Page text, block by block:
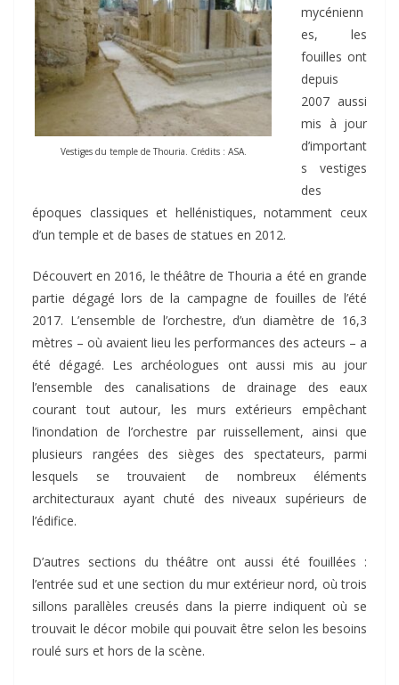
Vestiges du temple de Thouria. Crédits : ASA.
mycénienn
es, les
fouilles ont
depuis
2007 aussi
mis à jour
d’important
s vestiges
des
époques classiques et hellénistiques, notamment ceux
d’un temple et de bases de statues en 2012.
Découvert en 2016, le théâtre de Thouria a été en grande
partie dégagé lors de la campagne de fouilles de l’été
2017. L’ensemble de l’orchestre, d’un diamètre de 16,3
mètres – où avaient lieu les performances des acteurs – a
été dégagé. Les archéologues ont aussi mis au jour
l’ensemble des canalisations de drainage des eaux
courant tout autour, les murs extérieurs empêchant
l’inondation de l’orchestre par ruissellement, ainsi que
plusieurs rangées des sièges des spectateurs, parmi
lesquels se trouvaient de nombreux éléments
architecturaux ayant chuté des niveaux supérieurs de
l’édifice.
D’autres sections du théâtre ont aussi été fouillées :
l’entrée sud et une section du mur extérieur nord, où trois
sillons parallèles creusés dans la pierre indiquent où se
trouvait le décor mobile qui pouvait être selon les besoins
roulé surs et hors de la scène.